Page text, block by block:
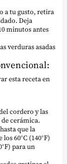
a tu gusto, retira
Deja
minutos antes
verduras asadas
esta receta en
cordero y las
cerámica.
que la
60°C (140°F)
para un